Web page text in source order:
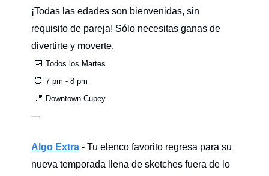
¡Todas las edades son bienvenidas, sin
requisito de pareja! Sólo necesitas ganas de
divertirte y moverte.
📅 Todos los Martes
⏰ 7 pm - 8 pm
📍 Downtown Cupey
—
Algo Extra - Tu elenco favorito regresa para su
nueva temporada llena de sketches fuera de lo